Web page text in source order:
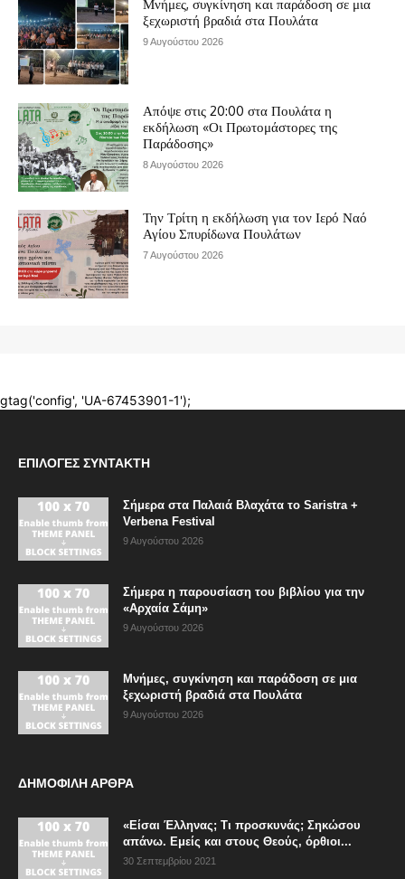
ΕΠΙΛΟΓΈΣ ΣΥΝΤΆΚΤΗ
Σήμερα στα Παλαιά Βλαχάτα το Saristra +
Verbena Festival
9 Αυγούστου 2026
Σήμερα η παρουσίαση του βιβλίου για την
«Αρχαία Σάμη»
9 Αυγούστου 2026
Μνήμες, συγκίνηση και παράδοση σε μια
ξεχωριστή βραδιά στα Πουλάτα
9 Αυγούστου 2026
ΔΗΜΟΦΙΛΗ ΑΡΘΡΑ
«Είσαι Έλληνας; Τι προσκυνάς; Σηκώσου
απάνω. Εμείς και στους Θεούς, όρθιοι...
30 Σεπτεμβρίου 2021